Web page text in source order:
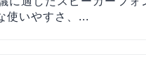
使いやすさ、...